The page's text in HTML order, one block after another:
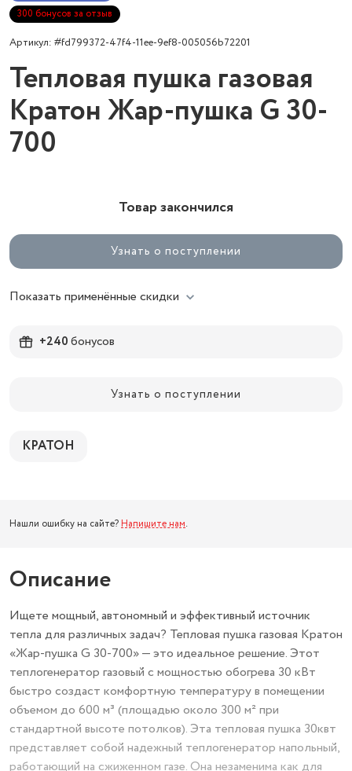
300 бонусов за отзыв
Артикул: #fd799372-47f4-11ee-9ef8-005056b72201
Тепловая пушка газовая
Кратон Жар-пушка G 30-
700
Товар закончился
Узнать о поступлении
Показать применённые скидки
+240бонусов
Узнать о поступлении
КРАТОН
Нашли ошибку на сайте? Напишите нам.
Описание
Ищете мощный, автономный и эффективный источник
тепла для различных задач? Тепловая пушка газовая Кратон
«Жар-пушка G 30-700» — это идеальное решение. Этот
теплогенератор газовый с мощностью обогрева 30 кВт
быстро создаст комфортную температуру в помещении
объемом до 600 м³ (площадью около 300 м² при
стандартной высоте потолков). Эта тепловая пушка 30квт
представляет собой надежный теплогенератор напольный,
работающий на сжиженном газе. Она незаменима как для